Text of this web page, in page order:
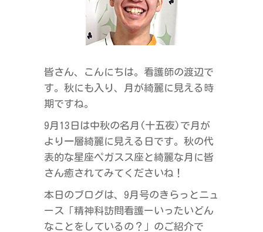
ラ
ス
皆さん、こんにちは。看護師の渡辺で
す。秋にも入り、月が綺麗に見える時
期ですね。
9月13日は中秋の名月(十五夜)で月が
より一層綺麗に見える日です。秋の代
表的な星座ペガスス座と綺麗な月に皆
さん癒されてみてくださいね！
本日のブログは、9月号のきらっとニュ
ース「精神科訪問看護ーいったいどん
なことをしているの？」のご紹介で